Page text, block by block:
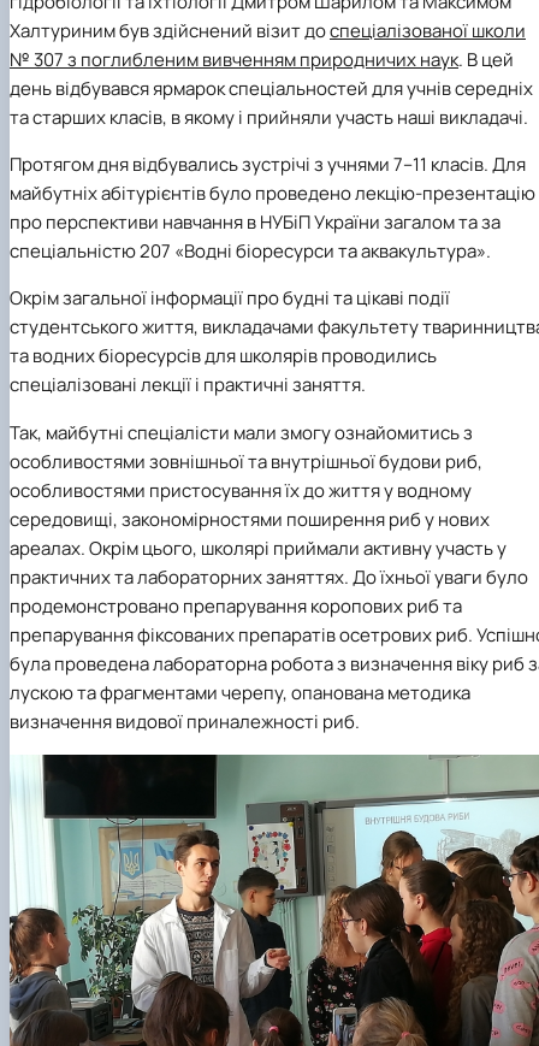
Халтуринимбув здійснений візит доспеціалізованої школи
№ 307 з поглибленим вивченням природничих наук. В цей
день відбувався ярмарок спеціальностей для учнів середніх
та старших класів, в якому і прийняли участь наші викладачі.
Протягом дня відбувались зустрічі з учнями 7–11 класів. Для
майбутніх абітурієнтів було проведено лекцію-презентацію
про перспективи навчання в НУБіП України загалом та за
спеціальністю 207 «Водні біоресурси та аквакультура».
Окрім загальної інформації про будні та цікаві події
студентського життя, викладачами факультету
та водних біоресурсів для школярів проводились
спеціалізовані лекції і практичні заняття.
Так, майбутні спеціалісти мали змогу ознайомитись з
особливостями зовнішньої та внутрішньої будови риб,
особливостями пристосування їх до життя у водному
середовищі, закономірностями поширення риб у нових
ареалах. Окрім цього, школярі приймали активну участь у
практичних та лабораторних заняттях. До їхньої уваги було
продемонстровано препарування коропових риб та
препарування фіксованих препаратів осетрових риб.
була проведена лабораторна робота з визначення віку риб
лускою та фрагментами черепу, опанована методика
визначення видової приналежності риб.